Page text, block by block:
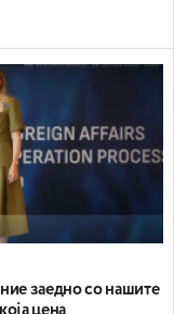
заедно со нашите